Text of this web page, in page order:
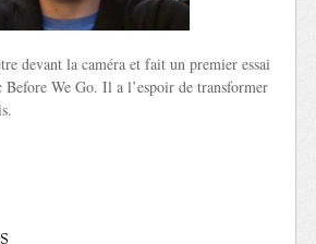
devant la caméra et fait un premier essai
Before We Go. Il a l’espoir de transformer